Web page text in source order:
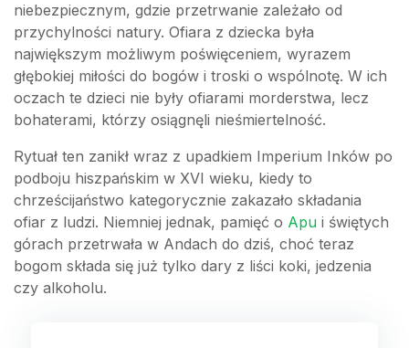
niebezpiecznym, gdzie przetrwanie zależało od
przychylności natury. Ofiara z dziecka była
największym możliwym poświęceniem, wyrazem
głębokiej miłości do bogów i troski o wspólnotę. W ich
oczach te dzieci nie były ofiarami morderstwa, lecz
bohaterami, którzy osiągnęli nieśmiertelność.
Rytuał ten zanikł wraz z upadkiem Imperium Inków po
podboju hiszpańskim w XVI wieku, kiedy to
chrześcijaństwo kategorycznie zakazało składania
ofiar z ludzi. Niemniej jednak, pamięć o Apu i świętych
górach przetrwała w Andach do dziś, choć teraz
bogom składa się już tylko dary z liści koki, jedzenia
czy alkoholu.